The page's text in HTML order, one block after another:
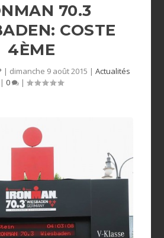
70.3
COSTE
4ÈME
| dimanche 9 août 2015 | Actualités
| 0 |